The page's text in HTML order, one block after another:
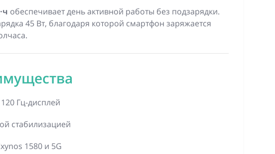
обеспечивает день активной работы без подзарядки.
45 Вт, благодаря которой смартфон заряжается
Гц-дисплей
стабилизацией
1580 и 5G